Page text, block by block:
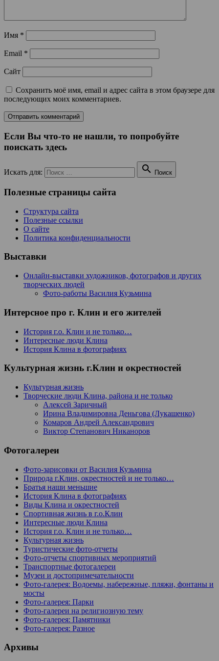
Имя *
Email *
Сайт
Сохранить моё имя, email и адрес сайта в этом браузере для
последующих моих комментариев.
Если Вы что-то не нашли, то попробуйте
поискать здесь
Искать для:  Поиск
Полезные страницы сайта
Структура сайта
Полезные ссылки
О сайте
Политика конфиденциальности
Выставки
Онлайн-выставки художников, фотографов и других
творческих людей
Фото-работы Василия Кузьмина
Интерсное про г. Клин и его жителей
История г.о. Клин и не только…
Интересные люди Клина
История Клина в фотографиях
Культурная жизнь г.Клин и окрестностей
Культурная жизнь
Творческие люди Клина, района и не только
Алексей Заричный
Ирина Владимировна Деньгова (Лукашенко)
Комаров Андрей Александрович
Виктор Степанович Никаноров
Фотогалереи
Фото-зарисовки от Василия Кузьмина
Природа г.Клин, окрестностей и не только…
Братья наши меньшие
История Клина в фотографиях
Виды Клина и окрестностей
Спортивная жизнь в г.о.Клин
Интересные люди Клина
История г.о. Клин и не только…
Культурная жизнь
Туристические фото-отчеты
Фото-отчеты спортивных мероприятий
Транспортные фотогалереи
Музеи и достопримечательности
Фото-галерея: Водоемы, набережные, пляжи, фонтаны и
мосты
Фото-галерея: Парки
Фото-галереи на религиозную тему
Фото-галерея: Памятники
Фото-галерея: Разное
Архивы